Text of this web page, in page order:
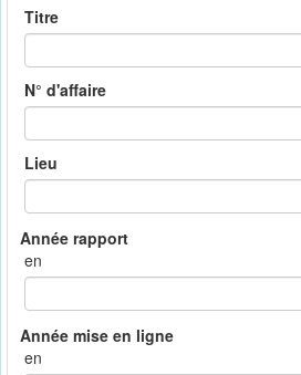
Titre
N° d'affaire
Lieu
en
en